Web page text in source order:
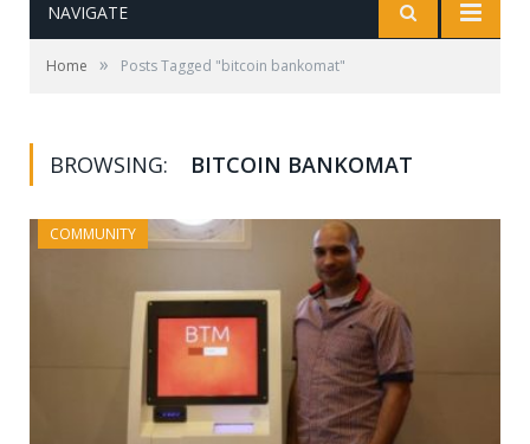
NAVIGATE
Home » Posts Tagged "bitcoin bankomat"
BROWSING: BITCOIN BANKOMAT
COMMUNITY